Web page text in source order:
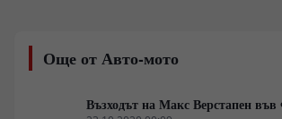
непрекъсната външна поддръжка,
разполага с елементарни автохтонни
Още от Авто-мото
Възходът на Макс Верстапен